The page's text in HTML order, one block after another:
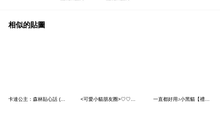
相似的貼圖
卡達公主：森林貼心話 (台文版) <可愛小貓朋友圈>♡♡♡～ 一直都好用♪小黑貓【禮貌用語】